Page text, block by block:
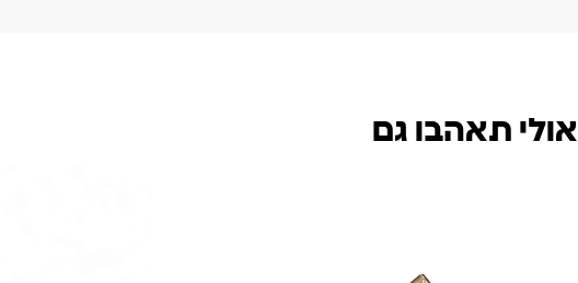
אולי תאהבו גם